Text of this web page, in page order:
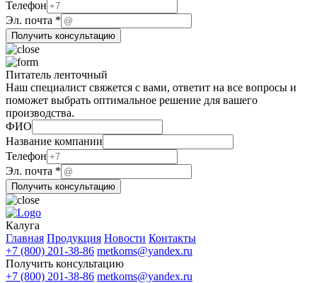
Телефон
Телефон
Эл.
ФИО
Эл. почта *
Получить консультацию
Питатель ленточный
Наш специалист свяжется с вами, ответит на все вопросы и
поможет выбрать оптимальное решение для вашего
производства.
ФИО
Название компании
Телефон
Название
Эл.
Телефон
Эл. почта *
Получить консультацию
Калуга
Главная Продукция Новости Контакты
+7 (800) 201-38-86 metkoms@yandex.ru
Получить консультацию
+7 (800) 201-38-86 metkoms@yandex.ru